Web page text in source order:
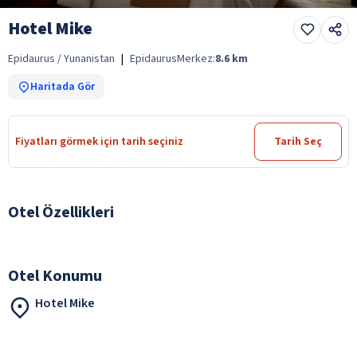
Hotel Mike
Epidaurus / Yunanistan | EpidaurusMerkez:8.6 km
Haritada Gör
Fiyatları görmek için tarih seçiniz Tarih Seç
Otel Özellikleri
Otel Konumu
Hotel Mike